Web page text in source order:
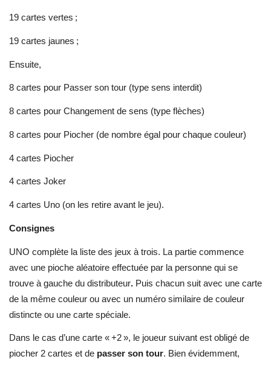
19 cartes vertes ;
19 cartes jaunes ;
Ensuite,
8 cartes pour Passer son tour (type sens interdit)
8 cartes pour Changement de sens (type flèches)
8 cartes pour Piocher (de nombre égal pour chaque couleur)
4 cartes Piocher
4 cartes Joker
4 cartes Uno (on les retire avant le jeu).
Consignes
UNO complète la liste des jeux à trois. La partie commence
avec une pioche aléatoire effectuée par la personne qui se
trouve à gauche du distributeur. Puis chacun suit avec une carte
de la même couleur ou avec un numéro similaire de couleur
distincte ou une carte spéciale.
Dans le cas d’une carte « +2 », le joueur suivant est obligé de
piocher 2 cartes et de passer son tour. Bien évidemment,